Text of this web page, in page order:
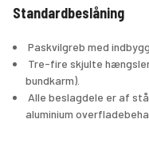
Standardbeslåning
Paskvilgreb med
bundkarm).
aluminium
Fastholdelse af døren i